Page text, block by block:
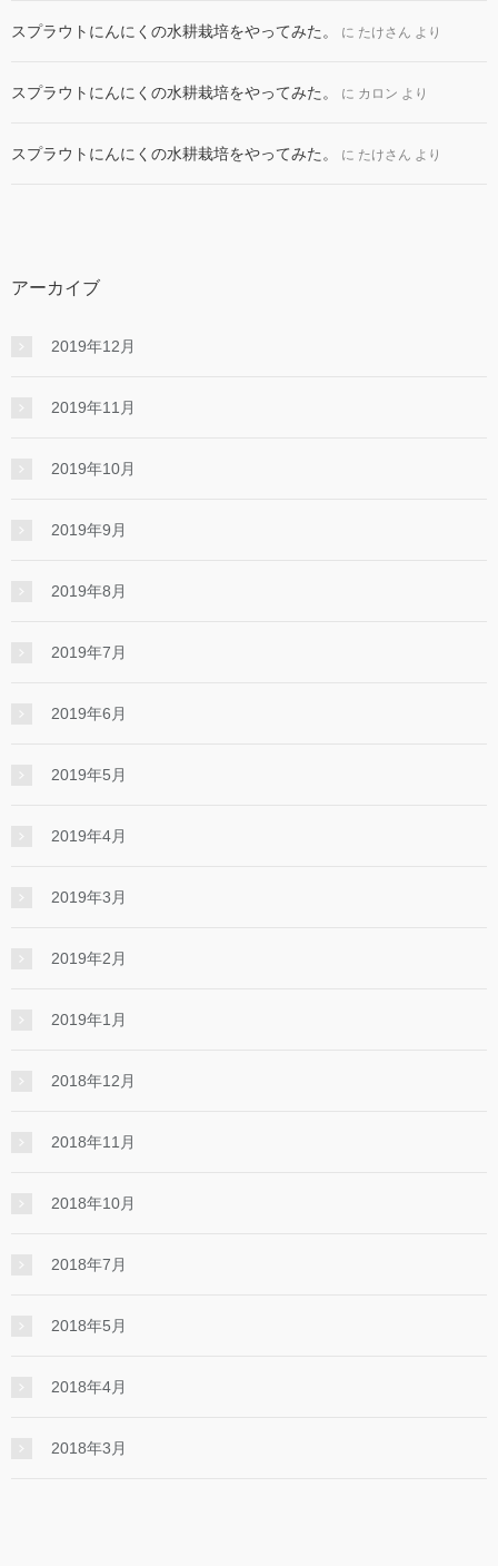
スプラウトにんにくの水耕栽培をやってみた。 に たけさん より
スプラウトにんにくの水耕栽培をやってみた。 に カロン より
スプラウトにんにくの水耕栽培をやってみた。 に たけさん より
アーカイブ
2019年12月
2019年11月
2019年10月
2019年9月
2019年8月
2019年7月
2019年6月
2019年5月
2019年4月
2019年3月
2019年2月
2019年1月
2018年12月
2018年11月
2018年10月
2018年7月
2018年5月
2018年4月
2018年3月